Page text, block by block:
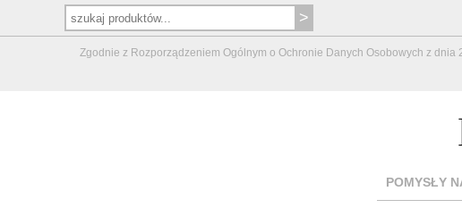
Zgodnie z Rozporządzeniem Ogólnym o Ochronie Danych Osobowych z
POMYSŁY